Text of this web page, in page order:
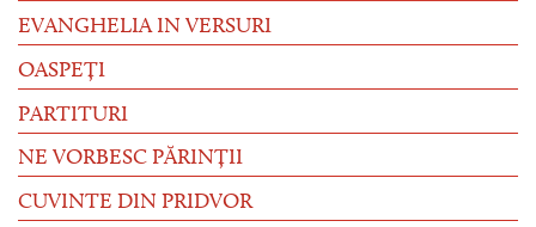
EVANGHELIA IN VERSURI
OASPEȚI
PARTITURI
NE VORBESC PĂRINȚII
CUVINTE DIN PRIDVOR